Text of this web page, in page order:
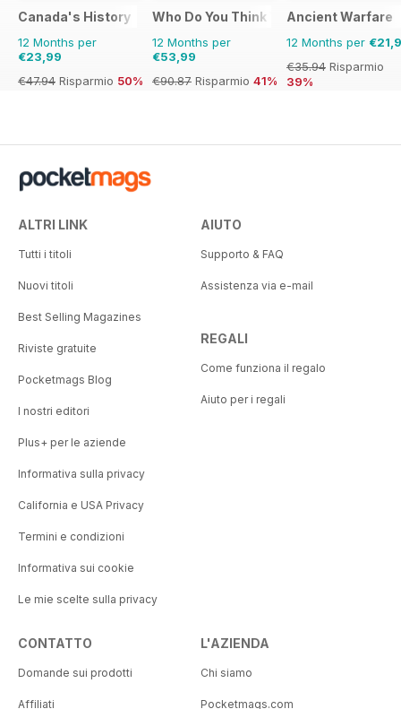
Canada's History
12 Months per
€23,99
€47.94 Risparmio 50%
Who Do You Think You Are?
12 Months per
€53,99
€90.87 Risparmio 41%
Ancient Warfare
12 Months per
€35.94 Risparmio
39%
ALTRI LINK
Tutti i titoli
Nuovi titoli
Best Selling Magazines
Riviste gratuite
Pocketmags Blog
I nostri editori
Plus+ per le aziende
Informativa sulla privacy
California e USA Privacy
Termini e condizioni
Informativa sui cookie
Le mie scelte sulla privacy
AIUTO
Supporto & FAQ
Assistenza via e-mail
REGALI
Come funziona il regalo
Aiuto per i regali
CONTATTO
Domande sui prodotti
Affiliati
L'AZIENDA
Chi siamo
Pocketmags.com